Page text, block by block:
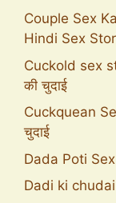
Couple Sex
Hindi Sex
Cuckold sex
की चुदाई
Cuckquean
चुदाई
Dada Poti
Dadi ki